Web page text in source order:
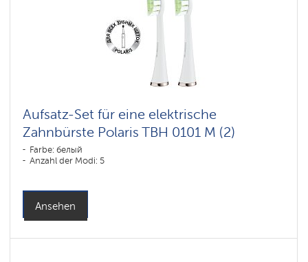
Aufsatz-Set für eine elektrische
Zahnbürste Polaris TBH 0101 M (2)
Farbe: белый
Anzahl der Modi: 5
Ansehen